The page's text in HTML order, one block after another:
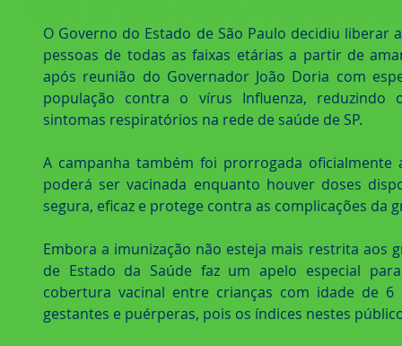
O Governo do Estado de São Paulo decidiu liberar
pessoas de todas as faixas etárias a partir de
após reunião do Governador João Doria com
população contra o vírus Influenza, reduzindo
sintomas respiratórios na rede de saúde de SP.
A campanha também foi prorrogada
poderá ser vacinada enquanto houver doses
segura, eficaz e protege contra as complicações da
Embora a imunização não esteja mais restrita aos
de Estado da Saúde faz um apelo especial
cobertura vacinal entre crianças com idade de
gestantes e puérperas, pois os índices nestes